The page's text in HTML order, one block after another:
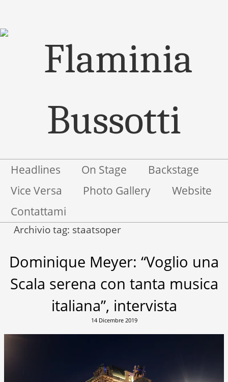
Menu
Salta il contenuto
Headlines On Stage
Backstage
Vice Versa
Photo Gallery
Website
Contattami
Archivio tag: staatsoper
Dominique Meyer: “Voglio una
Scala serena con tanta musica
italiana”, intervista
14 Dicembre 2019